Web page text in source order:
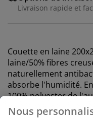
Livraison rapide et
Couette en laine
laine/50% fibres
naturellement
absorbe l'humidité.
100% polyester de
sherpa doux. Lavable